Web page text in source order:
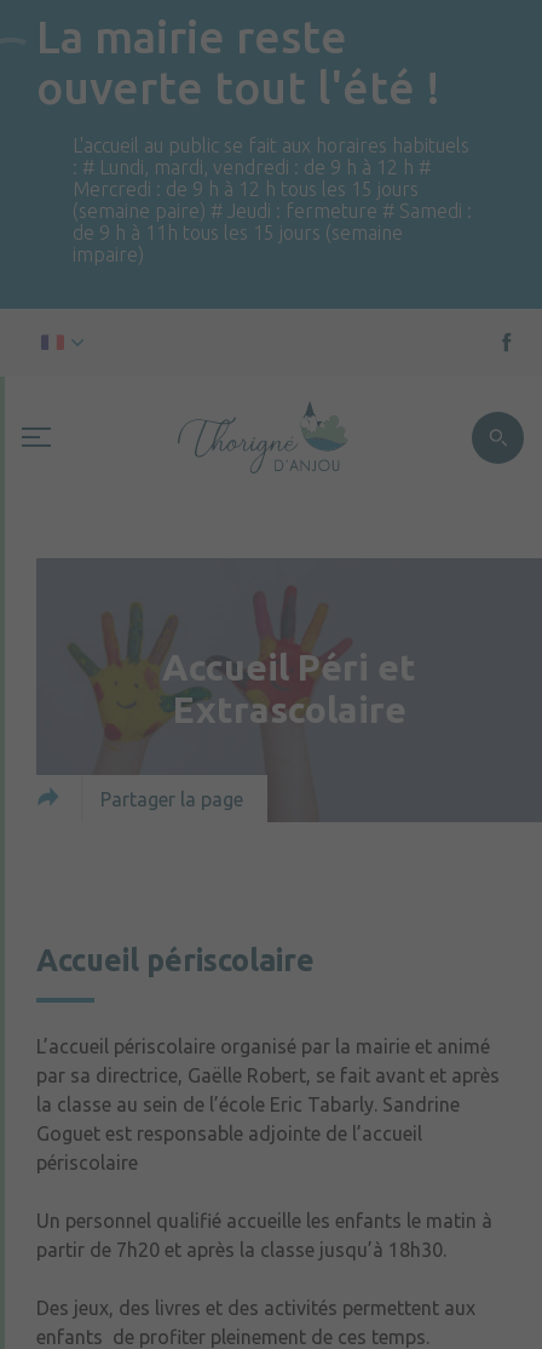
La mairie reste
ouverte tout l'été !
L'accueil au public se fait aux horaires habituels
: # Lundi, mardi, vendredi : de 9 h à 12 h #
Mercredi : de 9 h à 12 h tous les 15 jours
(semaine paire) # Jeudi : fermeture # Samedi :
de 9 h à 11h tous les 15 jours (semaine
impaire)
Accueil Péri et
Extrascolaire
Partager la page
Accueil périscolaire
L’accueil périscolaire organisé par la mairie et animé
par sa directrice, Gaëlle Robert, se fait avant et après
la classe au sein de l’école Eric Tabarly. Sandrine
Goguet est responsable adjointe de l’accueil
périscolaire
Un personnel qualifié accueille les enfants le matin à
partir de 7h20 et après la classe jusqu’à 18h30.
Des jeux, des livres et des activités permettent aux
enfants de profiter pleinement de ces temps.